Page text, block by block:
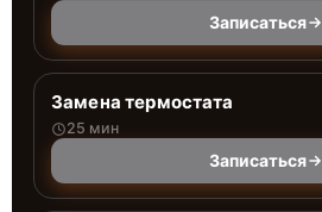
Записаться
Замена термостата
25 мин
Записаться